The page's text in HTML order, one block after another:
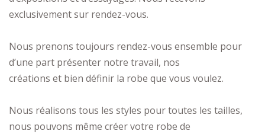
exclusivement sur rendez-vous.
Nous prenons toujours rendez-vous ensemble pour
d’une part présenter notre travail, nos
créations et bien définir la robe que vous voulez.
Nous réalisons tous les styles pour toutes les tailles,
nous pouvons même créer votre robe de